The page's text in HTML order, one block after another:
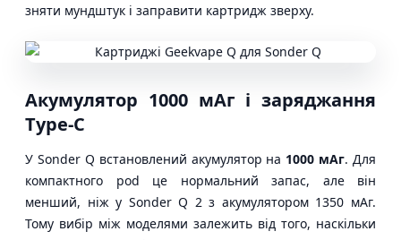
зняти мундштук і заправити картридж зверху.
Акумулятор 1000 мАг і заряджання
Type-C
У Sonder Q встановлений акумулятор на 1000 мАг. Для
компактного pod це нормальний запас, але він
менший, ніж у Sonder Q 2 з акумулятором 1350 мАг.
Тому вибір між моделями залежить від того, наскільки